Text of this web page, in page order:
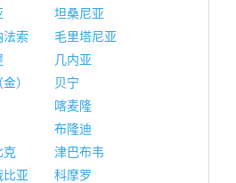
坦桑尼亚
法索
毛里塔尼亚
几内亚
）
贝宁
喀麦隆
布隆迪
克
津巴布韦
比亚
科摩罗